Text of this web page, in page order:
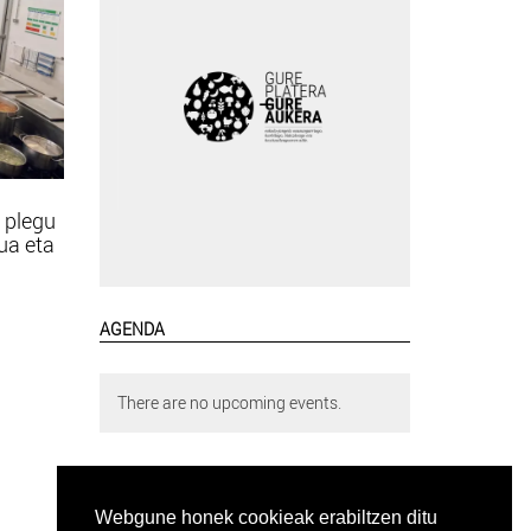
Webgune honek cookieak erabiltzen ditu
eta
AGENDA
There are no upcoming events.